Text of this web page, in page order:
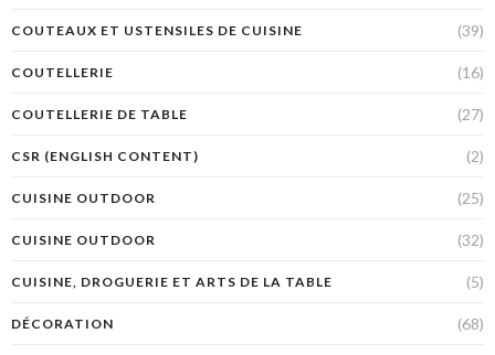
COUTEAUX ET USTENSILES DE CUISINE (39)
COUTELLERIE (16)
COUTELLERIE DE TABLE (27)
CSR (ENGLISH CONTENT) (2)
CUISINE OUTDOOR (25)
CUISINE OUTDOOR (32)
CUISINE, DROGUERIE ET ARTS DE LA TABLE (5)
DÉCORATION (68)